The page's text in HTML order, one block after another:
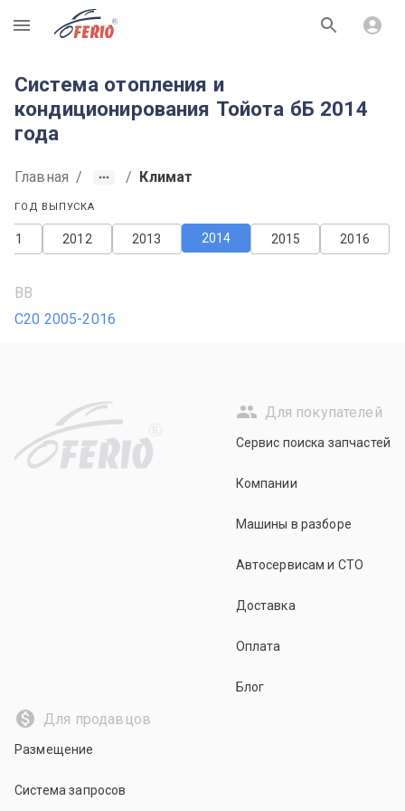
R
Система отопления и
кондиционирования Тойота бБ 2014
года
Главная / / Климат
ГОД ВЫПУСКА
2016
2015
2014
2013
2012
BB
С20 2005-2016
R
Для покупателей
Сервис поиска запчастей
Компании
Машины в разборе
Автосервисам и СТО
Доставка
Оплата
Блог
Для продавцов
Размещение
Система запросов